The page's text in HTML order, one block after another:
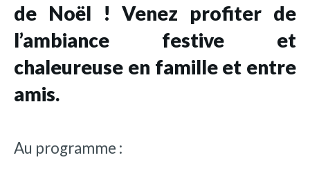
de Noël ! Venez profiter de
l’ambiance festive et
chaleureuse en famille et entre
amis.
Au programme :